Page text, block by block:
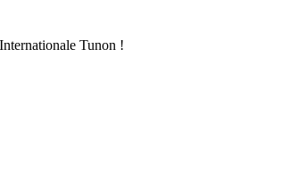
Tunon !